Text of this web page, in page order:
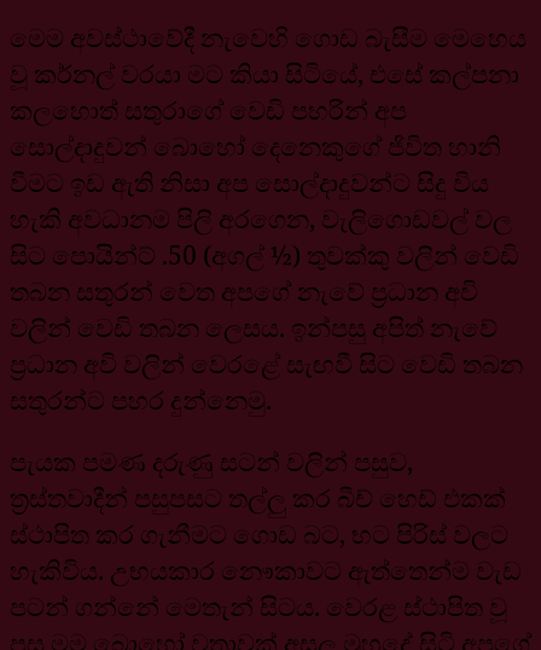
මෙම අවස්ථාවේදී නැවෙහි ගොඩ බැසීම මෙහෙය
වූ කර්නල් වරයා මට කියා සිටියේ, එසේ කල්පනා
කලහොත් සතුරාගේ වෙඩි පහරින් අප
සොල්දාදුවන් බොහෝ දෙනෙකුගේ ජිවිත හානි
වීමට ඉඩ ඇති නිසා අප සොල්දාදුවන්ට සිදු විය
හැකි අවධානම පිලි අරගෙන, වැලිගොඩවල් වල
සිට පොයින්ට් .50 (අගල් ½) තුවක්කු වලින් වෙඩි
තබන සතුරන් වෙත අපගේ නැවේ ප්‍රධාන අවි
වලින් වෙඩි තබන ලෙසය. ඉන්පසු අපිත් නැවේ
ප්‍රධාන අවි වලින් වෙරළේ සැඟවී සිට වෙඩි තබන
සතුරන්ට පහර දුන්නෙමු.
පැයක පමණ දරුණු සටන් වලින් පසුව,
ත්‍රස්තවාදීන් පසුපසට තල්ලු කර බීච් හෙඩ් එකක්
ස්ථාපිත කර ගැනීමට ගොඩ බට, භට පිරිස් වලට
හැකිවිය. උභයකාර නෞකාවට ඇත්තෙන්ම වැඩ
පටන් ගන්නේ මෙතැන් සිටය. වෙරළ ස්ථාපිත වූ
පසු මම බොහෝ වතාවක් අසල මුහුදේ සිටි අපගේ